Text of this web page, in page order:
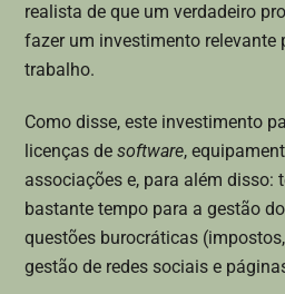
realista de que um verdadeiro
fazer um investimento relevante
trabalho.
Como disse, este investimento
licenças desoftware,
associações e, para além disso:
bastante tempo para a gestão
questões burocráticas
gestão de redes sociais e